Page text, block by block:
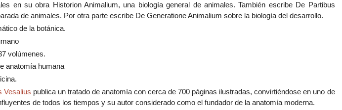
en su obra Historion Animalium, una biología general de animales. También escribe De Partibus
de animales. Por otra parte escribe De Generatione Animalium sobre la biología del desarrollo.
de la botánica.
volúmenes.
anatomía humana
Vesalius publica un tratado de anatomía con cerca de 700 páginas ilustradas, convirtiéndose en uno de
de todos los tiempos y su autor considerado como el fundador de la anatomía moderna.